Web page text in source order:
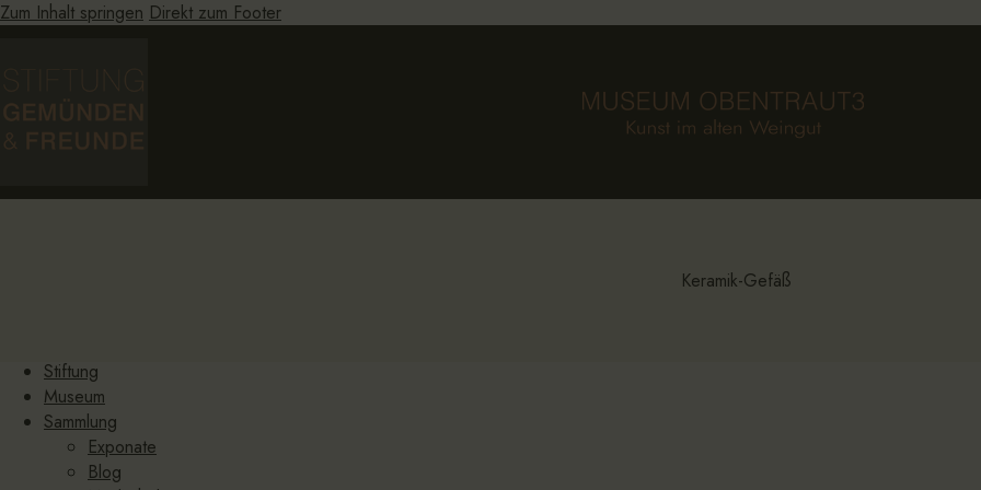
Zum Inhalt springen Direkt zum Footer
Keramik-Gefäß
Stiftung
Museum
Sammlung
Exponate
Blog